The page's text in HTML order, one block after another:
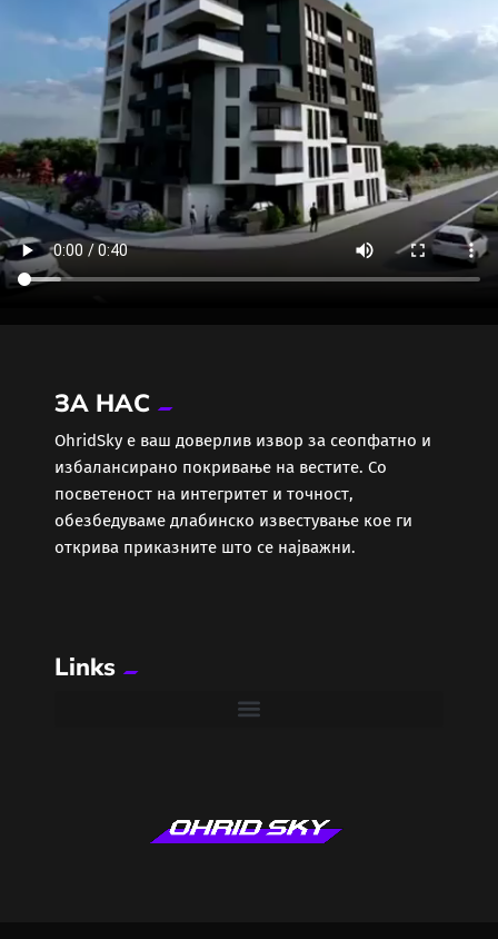
ЗА НАС
ОhridSky е ваш доверлив извор за сеопфатно и
избалансирано покривање на вестите. Со
посветеност на интегритет и точност,
обезбедуваме длабинско известување кое ги
открива приказните што се најважни.
Links